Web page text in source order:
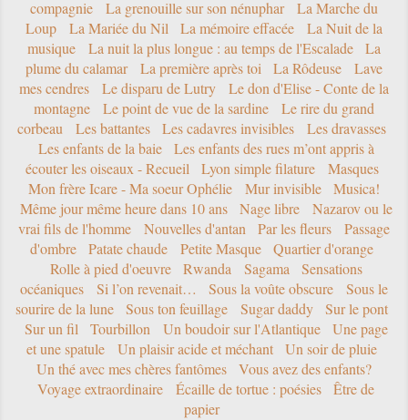
compagnie
La grenouille sur son nénuphar
La Marche du
Loup
La Mariée du Nil La mémoire effacée
La Nuit de la
musique
La nuit la plus longue : au temps de l'Escalade
La
plume du calamar
La première après toi La Rôdeuse
Lave
mes cendres
Le disparu de Lutry
Le don d'Elise - Conte de la
montagne
Le point de vue de la sardine
Le rire du grand
corbeau
Les battantes Les cadavres invisibles
Les dravasses
Les enfants de la baie
Les enfants des rues m’ont appris à
écouter les oiseaux - Recueil
Lyon simple filature
Masques
Mon frère Icare - Ma soeur Ophélie
Mur invisible
Musica!
Même jour même heure dans 10 ans
Nage libre
Nazarov ou le
vrai fils de l'homme
Nouvelles d'antan Par les fleurs
Passage
d'ombre
Patate chaude Petite Masque
Quartier d'orange
Rolle à pied d'oeuvre
Rwanda Sagama
Sensations
océaniques
Si l’on revenait… Sous la voûte obscure
Sous le
sourire de la lune
Sous ton feuillage Sugar daddy
Sur le pont
Sur un fil
Tourbillon Un boudoir sur l'Atlantique
Une page
et une spatule
Un plaisir acide et méchant
Un soir de pluie
Un thé avec mes chères fantômes
Vous avez des enfants?
Voyage extraordinaire
Écaille de tortue : poésies
Être de
papier